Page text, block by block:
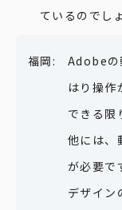
ているのでし
Adobeの
はり操作
できる限
他には、
が必要で
デザイン